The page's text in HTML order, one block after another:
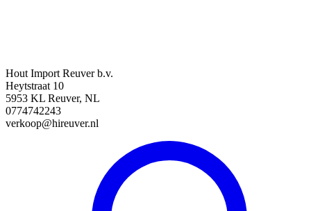
Hout Import Reuver b.v.
Heytstraat 10
5953 KL Reuver, NL
0774742243
verkoop@hireuver.nl